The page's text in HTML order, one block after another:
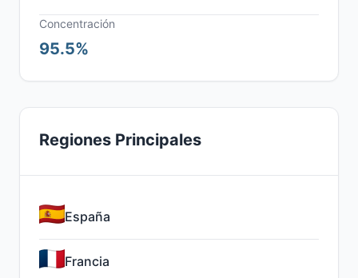
Concentración
95.5%
Regiones Principales
España
Francia